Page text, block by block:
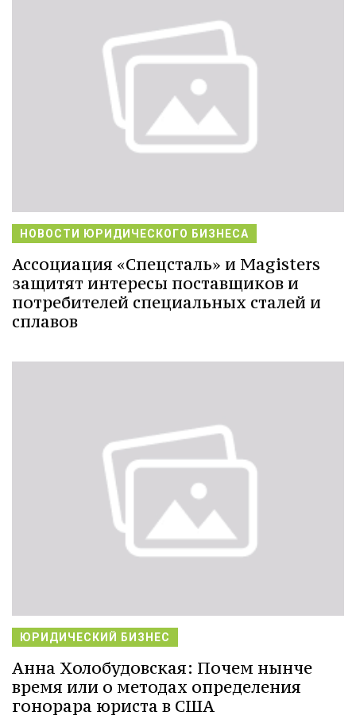
НОВОСТИ ЮРИДИЧЕСКОГО БИЗНЕСА
Ассоциация «Спецсталь» и Magisters
защитят интересы поставщиков и
потребителей специальных сталей и
сплавов
ЮРИДИЧЕСКИЙ БИЗНЕС
Анна Холобудовская: Почем нынче
время или о методах определения
гонорара юриста в США